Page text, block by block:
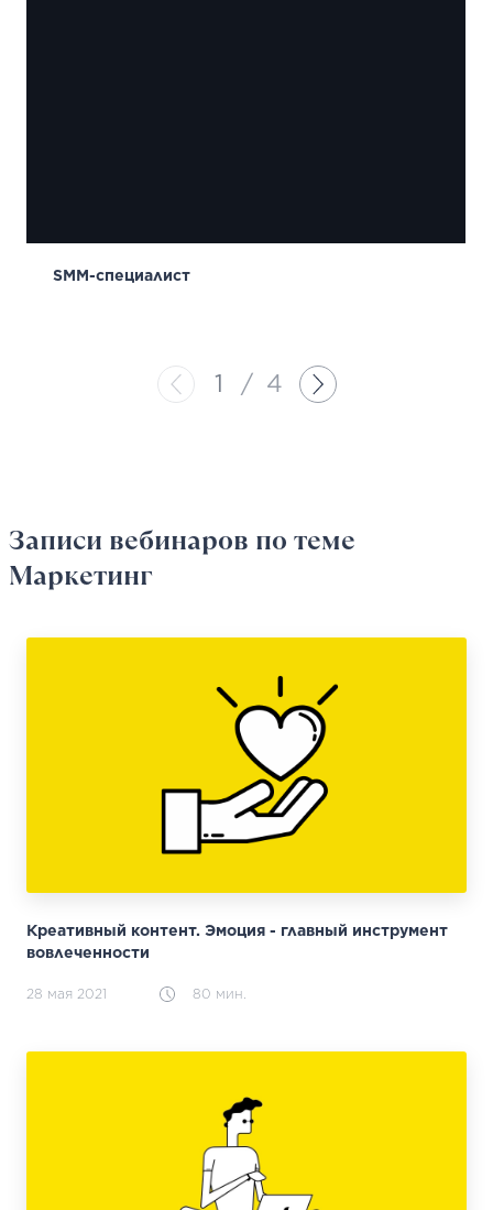
SMM-специалист
1 / 4
Записи вебинаров по теме
Маркетинг
Креативный контент. Эмоция - главный инструмент
вовлеченности
28 мая 2021 80 мин.